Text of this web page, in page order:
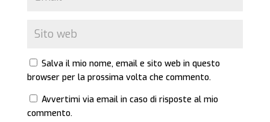
Salva il mio nome, email e sito web in questo
browser per la prossima volta che commento.
Avvertimi via email in caso di risposte al mio
commento.